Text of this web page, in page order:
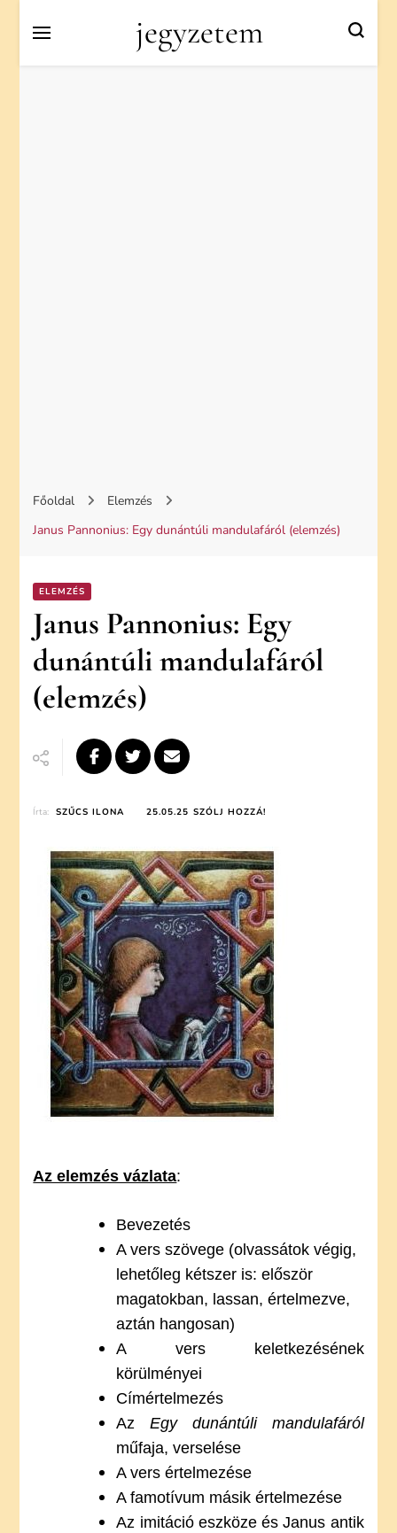
jegyzetem
Főoldal
Elemzés
Janus Pannonius: Egy dunántúli mandulafáról (elemzés)
ELEMZÉS
Janus Pannonius: Egy
dunántúli mandulafáról
(elemzés)
Írta: SZŰCS ILONA 25.05.25 SZÓLJ HOZZÁ!
EGY
DUNÁNTÚLI
MANDULAFÁRÓL
(ELEMZÉS)
Az elemzés vázlata:
Bevezetés
A vers szövege (olvassátok végig,
lehetőleg kétszer is: először
magatokban, lassan, értelmezve,
aztán hangosan)
A vers keletkezésének
körülményei
Címértelmezés
AzEgy dunántúli mandulafáról
műfaja, verselése
A vers értelmezése
A famotívum másik értelmezése
Az imitáció eszköze és Janus antik